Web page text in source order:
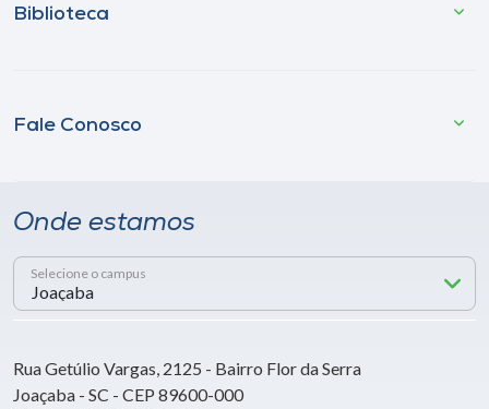
Biblioteca
Fale Conosco
Onde estamos
Selecione o campus
Rua Getúlio Vargas, 2125 - Bairro Flor da Serra
Joaçaba - SC - CEP 89600-000